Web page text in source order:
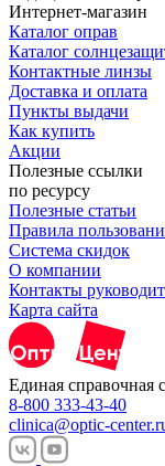
Интернет-магазин
Каталог оправ
Каталог
Контактные линзы
Доставка и оплата
Пункты выдачи
Как купить
Акции
Полезные ссылки
по ресурсу
Полезные статьи
Правила
Система скидок
О компании
Контакты
Карта сайта
Единая справочная
8-800 333-43-40
clinica@optic-